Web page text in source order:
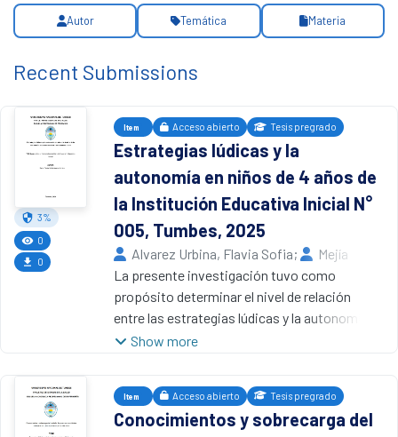
Autor Temática Materia
Recent Submissions
3%
0
0
Item Acceso abierto Tesis pregrado
Estrategias lúdicas y la
autonomía en niños de 4 años de
la Institución Educativa Inicial N°
005, Tumbes, 2025
Alvarez Urbina, Flavia Sofia;
Mejía
Benavides, Anibal , 2026
Universidad
Nacional de Tumbes
La presente investigación tuvo como
propósito determinar el nivel de relación
entre las estrategias lúdicas y la autonomía
en niños de 4 años de la Institución Educativa
tipo correlacional y con un diseño no
experimental, estuvo conformado por una
Show more
Item Acceso abierto Tesis pregrado
Conocimientos y sobrecarga del